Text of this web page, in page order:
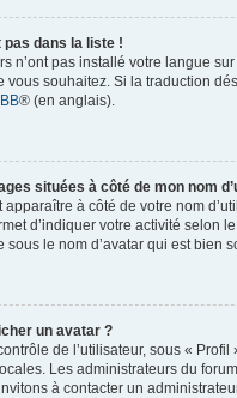
pas dans la liste !
n’ont pas installé votre langue
souhaitez. Si la traduction
® (en anglais).
situées à côté de mon nom
à côté de votre nom
d’indiquer votre activité selon
sous le nom d’avatar qui est bien
un avatar ?
de l’utilisateur, sous «
Les administrateurs du
à contacter un